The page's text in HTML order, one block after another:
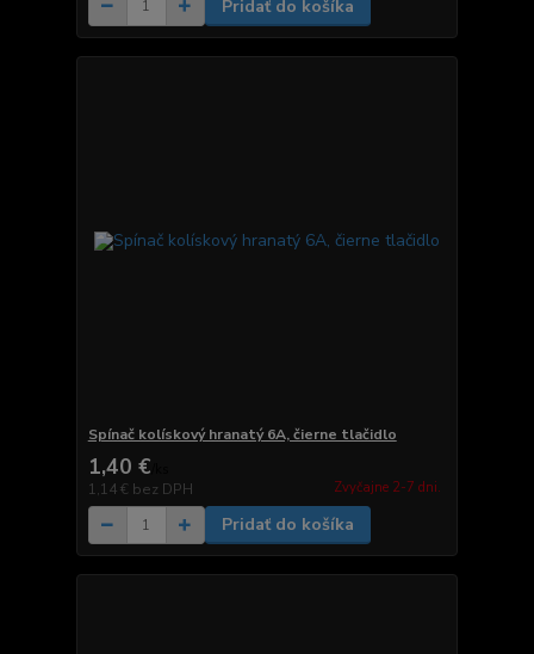
Pridať do košíka
Spínač kolískový hranatý 6A, čierne tlačidlo
1,40 €
1,14 € bez DPH Zvyčajne 2-7 dni.
Pridať do košíka